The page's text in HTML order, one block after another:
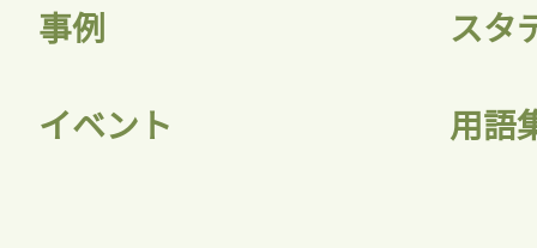
事例 スタ
イベント 用語